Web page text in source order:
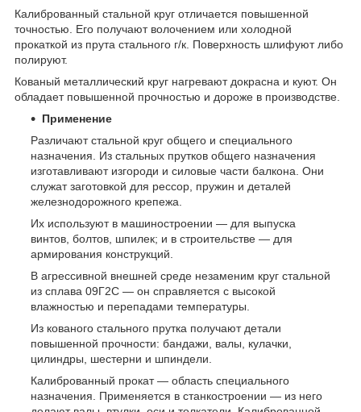
Калиброванный стальной круг отличается повышенной
точностью. Его получают волочением или холодной
прокаткой из прута стального г/к. Поверхность шлифуют либо
полируют.
Кованый металлический круг нагревают докрасна и куют. Он
обладает повышенной прочностью и дороже в производстве.
Применение
Различают стальной круг общего и специального
назначения. Из стальных прутков общего назначения
изготавливают изгороди и силовые части балкона. Они
служат заготовкой для рессор, пружин и деталей
железнодорожного крепежа.
Их используют в машиностроении — для выпуска
винтов, болтов, шпилек; и в строительстве — для
армирования конструкций.
В агрессивной внешней среде незаменим круг стальной
из сплава 09Г2С — он справляется с высокой
влажностью и перепадами температуры.
Из кованого стального прутка получают детали
повышенной прочности: бандажи, валы, кулачки,
цилиндры, шестерни и шпиндели.
Калиброванный прокат — область специального
назначения. Применяется в станкостроении — из него